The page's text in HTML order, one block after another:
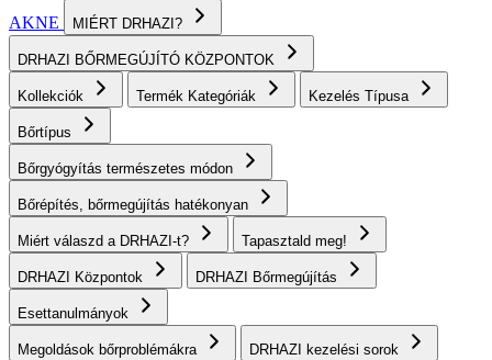
AKNE
MIÉRT DRHAZI?
DRHAZI BŐRMEGÚJÍTÓ KÖZPONTOK
Kollekciók Termék Kategóriák Kezelés Típusa
Bőrtípus
Bőrgyógyítás természetes módon
Bőrépítés, bőrmegújítás hatékonyan
Miért válaszd a DRHAZI-t? Tapasztald meg!
DRHAZI Központok DRHAZI Bőrmegújítás
Esettanulmányok
Megoldások bőrproblémákra DRHAZI kezelési sorok